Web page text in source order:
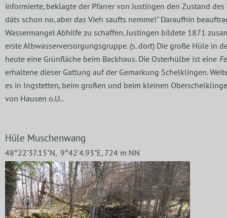
informierte, beklagte der Pfarrer von Justingen den Zustand
däts schon no, aber das Vieh saufts nemme!" Daraufhin
Wassermangel Abhilfe zu schaffen. Justingen bildete 1871
erste Albwasserversorgungsgruppe. (s. dort) Die große Hüle in
heute eine Grünfläche beim Backhaus. Die Osterhülbe ist eine
erhaltene dieser Gattung auf der Gemarkung Schelklingen.
es in Ingstetten, beim großen und beim kleinen
von Hausen o.U..
Hüle Muschenwang
48°22'37.15"N, 9°42'4.93"E, 724 m NN